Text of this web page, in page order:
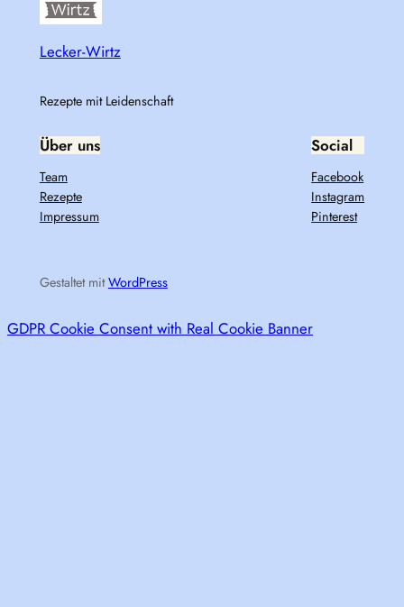
Lecker-Wirtz
Rezepte mit Leidenschaft
Über uns
Team
Rezepte
Impressum
Social
Facebook
Instagram
Pinterest
Gestaltet mitWordPress
GDPR Cookie Consent with Real Cookie Banner